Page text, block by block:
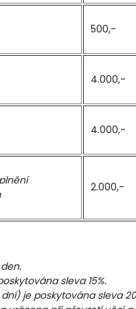
500,-
4.000,-
4.000,-
2.000,-
sleva 15%.
je poskytována sleva